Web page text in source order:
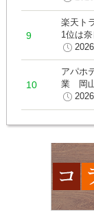
楽天ト
1位は
アパホ
業 岡山